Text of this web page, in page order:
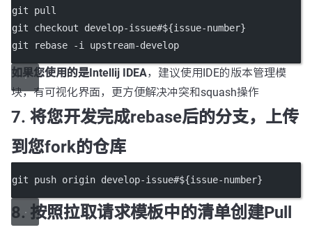
git pull
git checkout develop-issue#${issue-number}
git rebase -i upstream-develop
如果您使用的是Intellij IDEA，建议使用IDE的版本管理模
块，有可视化界面，更方便解决冲突和squash操作
7. 将您开发完成rebase后的分支，上传
到您fork的仓库
git push origin develop-issue#${issue-number}
8. 按照拉取请求模板中的清单创建Pull